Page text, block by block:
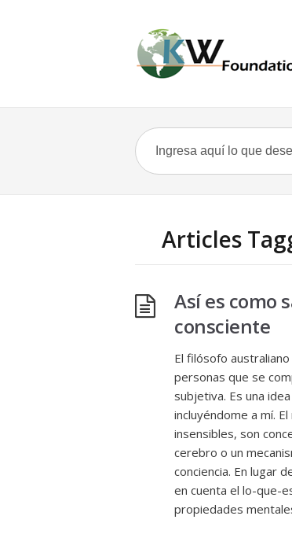
Articles
Así es como
consciente
El filósofo
personas que se
subjetiva. Es una
incluyéndome a mí.
insensibles, son
cerebro o un
conciencia. En lugar
en cuenta el lo-que-
propiedades